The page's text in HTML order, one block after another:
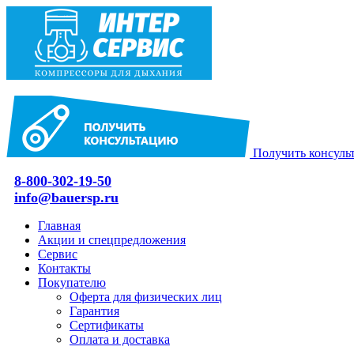
Получить
8-800-302-19-50
info@bauersp.ru
Главная
Акции и спецпредложения
Сервис
Контакты
Покупателю
Оферта для физических лиц
Гарантия
Сертификаты
Оплата и доставка